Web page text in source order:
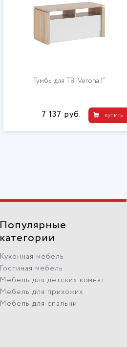
Тумбы для ТВ "Verona 1"
купить
7 137 руб.
Популярные
категории
Кухонная мебель
Гостиная мебель
Мебель для детских комнат
Мебель для прихожих
Мебель для спальни